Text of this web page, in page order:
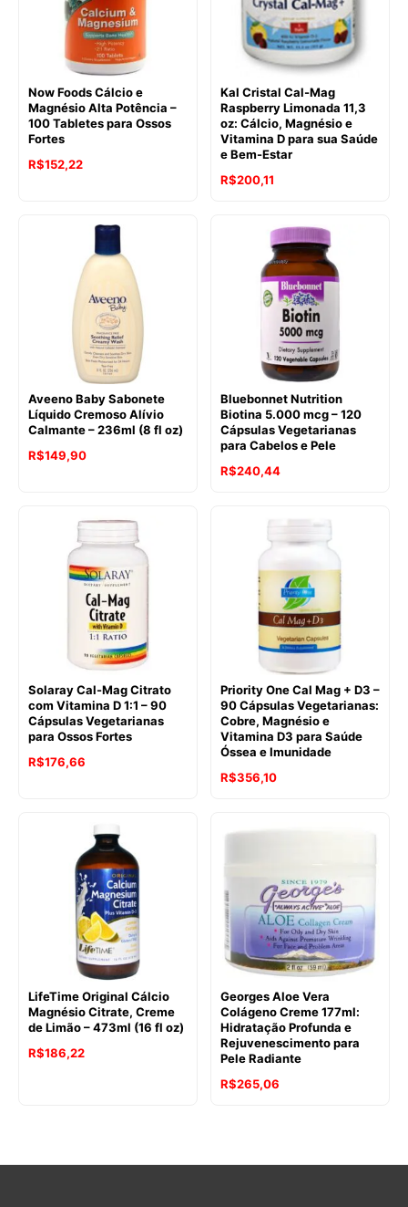
Now Foods Cálcio e
Magnésio Alta Potência –
100 Tabletes para Ossos
Fortes
R$152,22
Kal Cristal Cal-Mag
Raspberry Limonada 11,3
oz: Cálcio, Magnésio e
Vitamina D para sua Saúde
e Bem-Estar
R$200,11
Aveeno Baby Sabonete
Líquido Cremoso Alívio
Calmante – 236ml (8 fl oz)
R$149,90
Bluebonnet Nutrition
Biotina 5.000 mcg – 120
Cápsulas Vegetarianas
para Cabelos e Pele
R$240,44
Solaray Cal-Mag Citrato
com Vitamina D 1:1 – 90
Cápsulas Vegetarianas
para Ossos Fortes
R$176,66
Priority One Cal Mag + D3 –
90 Cápsulas Vegetarianas:
Cobre, Magnésio e
Vitamina D3 para Saúde
Óssea e Imunidade
R$356,10
LifeTime Original Cálcio
Magnésio Citrate, Creme
de Limão – 473ml (16 fl oz)
R$186,22
Georges Aloe Vera
Colágeno Creme 177ml:
Hidratação Profunda e
Rejuvenescimento para
Pele Radiante
R$265,06